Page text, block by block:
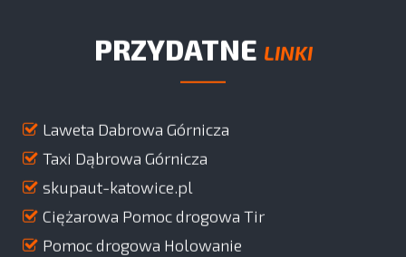
PRZYDATNE LINKI
Laweta Dabrowa Górnicza
Taxi Dąbrowa Górnicza
skupaut-katowice.pl
Ciężarowa Pomoc drogowa Tir
Pomoc drogowa Holowanie